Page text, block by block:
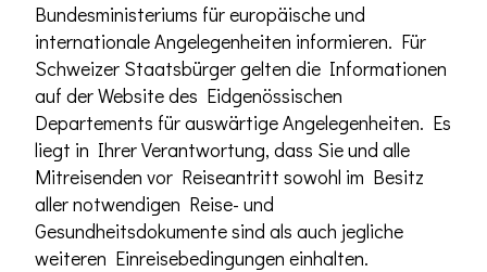
Bundesministeriums für europäische und
internationale Angelegenheiten informieren. Für
Schweizer Staatsbürger gelten die Informationen
auf der Website des Eidgenössischen
Departements für auswärtige Angelegenheiten. Es
liegt in Ihrer Verantwortung, dass Sie und alle
Mitreisenden vor Reiseantritt sowohl im Besitz
aller notwendigen Reise- und
Gesundheitsdokumente sind als auch jegliche
weiteren Einreisebedingungen einhalten.